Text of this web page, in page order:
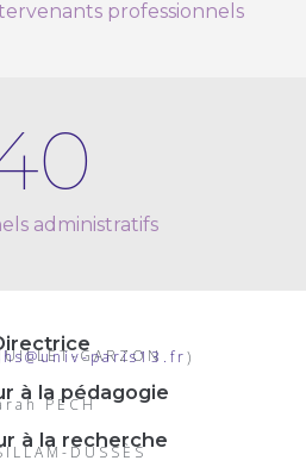
professionnels
administratifs
paris13.fr)
à la pédagogie
PECH
à la recherche
DUSSÈS